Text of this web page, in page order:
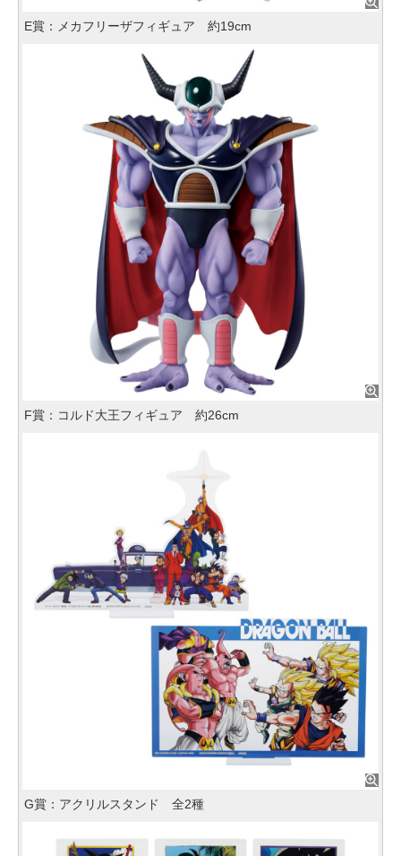
E賞：メカフリーザフィギュア 約19cm
F賞：コルド大王フィギュア 約26cm
G賞：アクリルスタンド 全2種